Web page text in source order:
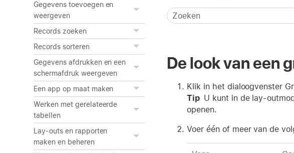
Gegevens toevoegen en
weergeven
Records zoeken
Records sorteren
Gegevens afdrukken en een
schermafdruk weergeven
Een app op maat maken
Werken met gerelateerde
tabellen
Lay-outs en rapporten
maken en beheren
De look van een
Klik in het dialoogvenster
Tip U kunt in de lay-
openen.
Voer één of meer van de